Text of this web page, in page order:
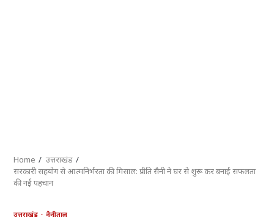
Home
उत्तराखंड
सरकारी सहयोग से आत्मनिर्भरता की मिसाल: प्रीति सैनी ने घर से शुरू कर बनाई सफलता
की नई पहचान
उत्तराखंड नैनीताल